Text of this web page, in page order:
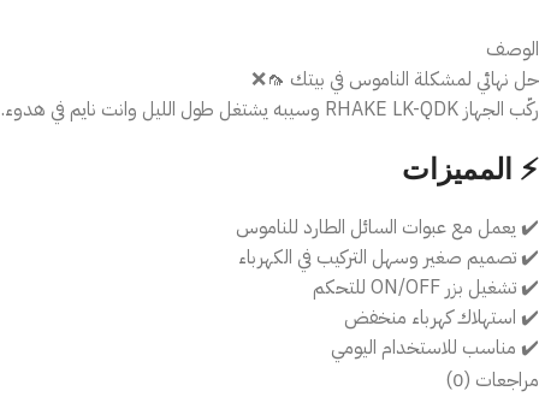
الوصف
حل نهائي لمشكلة الناموس في بيتك 🦟❌
ركّب الجهاز RHAKE LK-QDK وسيبه يشتغل طول الليل وانت نايم في هدوء.
⚡ المميزات
✔️ يعمل مع عبوات السائل الطارد للناموس
✔️ تصميم صغير وسهل التركيب في الكهرباء
✔️ تشغيل بزر ON/OFF للتحكم
✔️ استهلاك كهرباء منخفض
✔️ مناسب للاستخدام اليومي
✔️ متوافق مع معظم عبوات السوق
مراجعات (0)